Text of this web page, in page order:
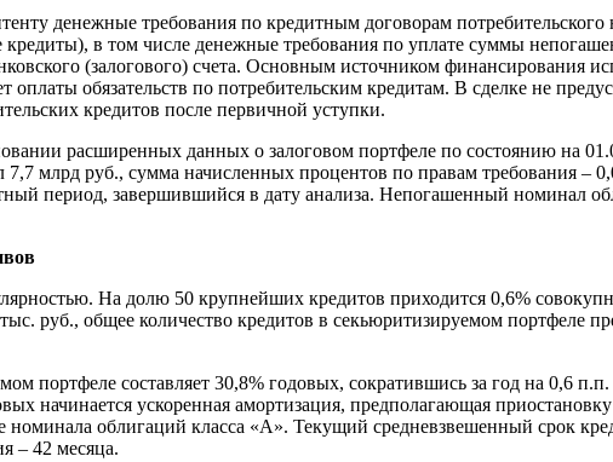
денежные требования по кредитным договорам потребительского
в том числе денежные требования по уплате суммы
(залогового) счета. Основным источником финансирования
оплаты обязательств по потребительским кредитам. В сделке не
кредитов после первичной уступки.
расширенных данных о залоговом портфеле по состоянию на
7,7 млрд руб., сумма начисленных процентов по правам требования –
период, завершившийся в дату анализа. Непогашенный номинал
На долю 50 крупнейших кредитов приходится 0,6%
руб., общее количество кредитов в секьюритизируемом портфеле
портфеле составляет 30,8% годовых, сократившись за год на 0,6
начинается ускоренная амортизация, предполагающая
облигаций класса «А». Текущий средневзвешенный срок
– 42 месяца.